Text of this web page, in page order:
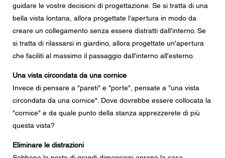
guidare le vostre decisioni di progettazione. Se si tratta di una
bella vista lontana, allora progettate l'apertura in modo da
creare un collegamento senza essere distratti dall'interno. Se
si tratta di rilassarsi in giardino, allora progettate un'apertura
che faciliti al massimo il passaggio dall'interno all'esterno.
Una vista circondata da una cornice
Invece di pensare a "pareti" e "porte", pensate a "una vista
circondata da una cornice". Dove dovrebbe essere collocata la
"cornice" e da quale punto della stanza apprezzerete di più
questa vista?
Eliminare le distrazioni
L'utilizzo dei vostri dati personali sarà conforme a tutte le
linee guida sulla protezione dei dati.